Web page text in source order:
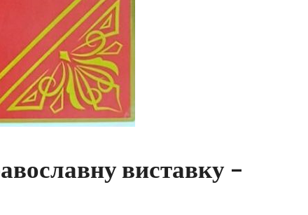
виставку –